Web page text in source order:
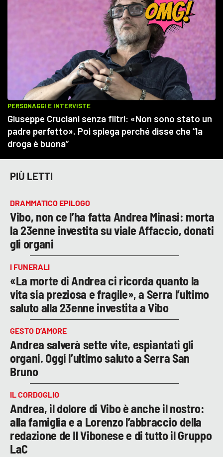
PIÙ LETTI
DRAMMATICO EPILOGO
Vibo, non ce l’ha fatta Andrea Minasi: morta
la 23enne investita su viale Affaccio, donati
gli organi
I FUNERALI
«La morte di Andrea ci ricorda quanto la
vita sia preziosa e fragile», a Serra l’ultimo
saluto alla 23enne investita a Vibo
GESTO D’AMORE
Andrea salverà sette vite, espiantati gli
organi. Oggi l’ultimo saluto a Serra San
Bruno
IL CORDOGLIO
Andrea, il dolore di Vibo è anche il nostro:
alla famiglia e a Lorenzo l’abbraccio della
redazione de Il Vibonese e di tutto il Gruppo
LaC